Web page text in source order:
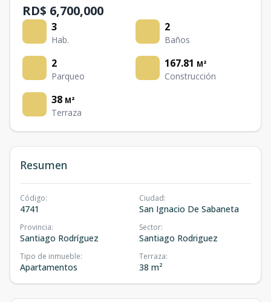
RD$ 6,700,000
3
Hab.
2
Baños
2
Parqueo
167.81 M²
Construcción
38 M²
Terraza
Resumen
Código:
4741
Ciudad:
San Ignacio De Sabaneta
Provincia:
Santiago Rodríguez
Sector:
Santiago Rodriguez
Tipo de inmueble:
Apartamentos
Terraza:
38 m²